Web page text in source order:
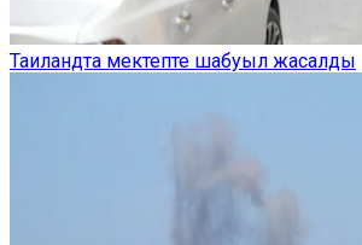
Таиландта мектепте шабуыл жасалды